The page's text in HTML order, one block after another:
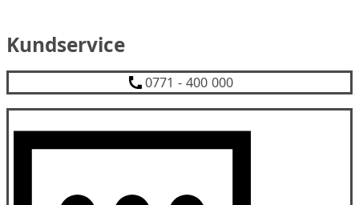
Kundservice
0771 - 400 000